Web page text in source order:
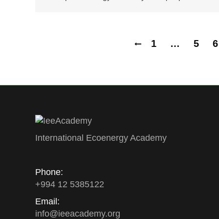
1 … 5 6
International Ecoenergy Academy
Phone:
+994 12 5385122
Email:
info@ieeacademy.org